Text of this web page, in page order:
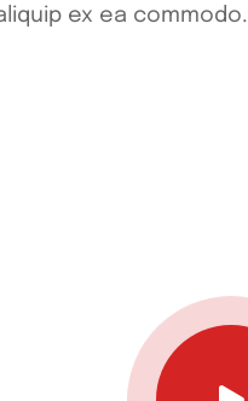
ex ea commodo.